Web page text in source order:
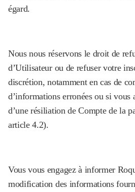
égard.
Nous nous réservons le droit de
d’Utilisateur ou de refuser votre
discrétion, notamment en cas de
d’informations erronées ou si vous
d’une résiliation de Compte de la
article 4.2).
Vous vous engagez à informer
modification des informations